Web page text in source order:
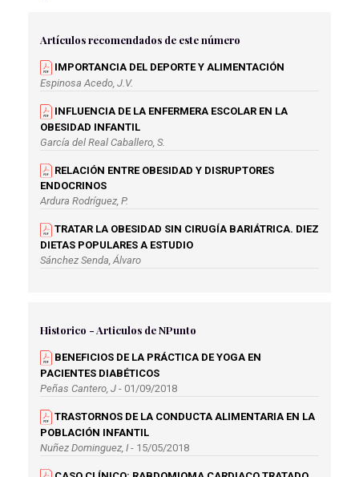
Artículos recomendados de este número
IMPORTANCIA DEL DEPORTE Y ALIMENTACIÓN
Espinosa Acedo, J.V.
INFLUENCIA DE LA ENFERMERA ESCOLAR EN LA
OBESIDAD INFANTIL
García del Real Caballero, S.
RELACIÓN ENTRE OBESIDAD Y DISRUPTORES
ENDOCRINOS
Ardura Rodríguez, P.
TRATAR LA OBESIDAD SIN CIRUGÍA BARIÁTRICA. DIEZ
DIETAS POPULARES A ESTUDIO
Sánchez Senda, Álvaro
Historico - Articulos de NPunto
BENEFICIOS DE LA PRÁCTICA DE YOGA EN
PACIENTES DIABÉTICOS
Peñas Cantero, J - 01/09/2018
TRASTORNOS DE LA CONDUCTA ALIMENTARIA EN LA
POBLACIÓN INFANTIL
Nuñez Dominguez, I - 15/05/2018